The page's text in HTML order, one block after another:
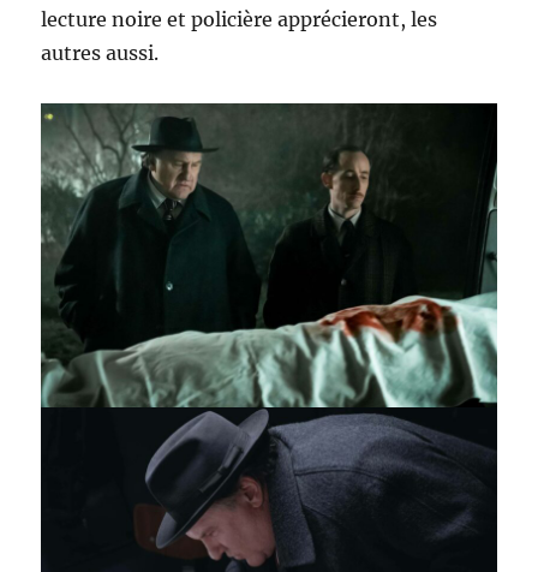
lecture noire et policière apprécieront, les
autres aussi.